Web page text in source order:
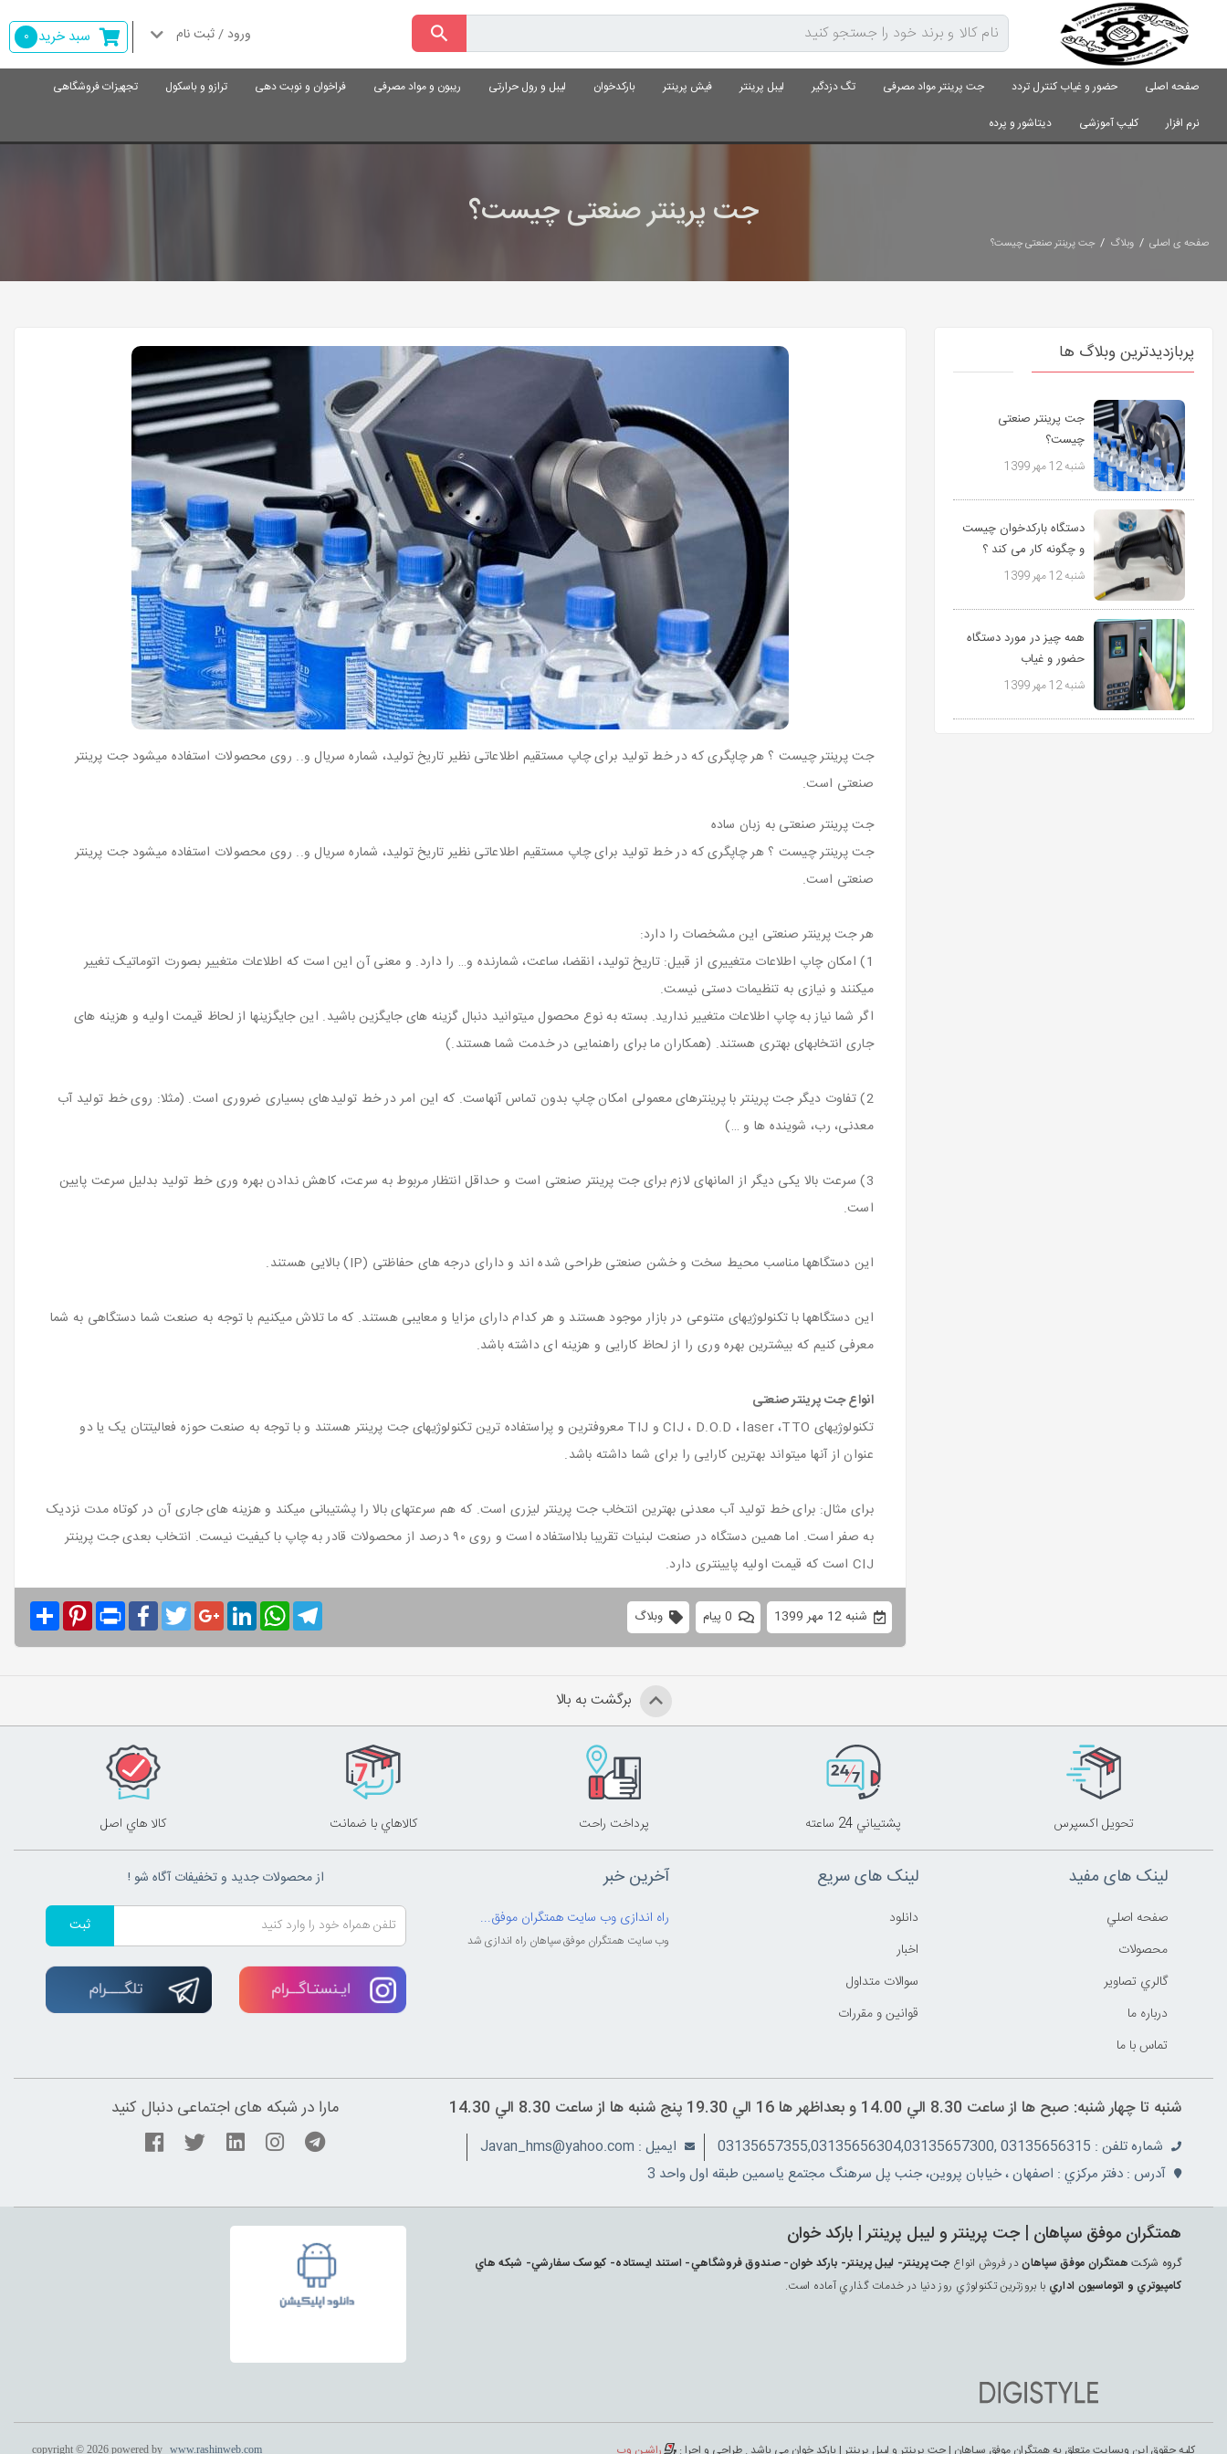
سبد خرید 0 ورود / ثبت نام
صفحه اصلی حضور و غیاب کنترل تردد جت پرینتر مواد مصرفی تگ دزدگیر لیبل پرینتر فیش پرینتر بارکدخوان لیبل و رول حرارتی ریبون و مواد مصرفی فراخوان و نوبت دهی ترازو و باسکول
تجهیزات فروشگاهی
نرم افزار
کلیپ آموزشی دیتاشور و پرده
جت پرینتر صنعتی چیست؟
صفحه ی اصلی / وبلاگ /جت پرینتر صنعتی چیست؟
پربازدیدترین وبلاگ ها
جت پرینتر صنعتی
چیست؟
شنبه 12 مهر 1399
دستگاه بارکدخوان چیست
و چگونه کار می کند ؟
شنبه 12 مهر 1399
همه چیز در مورد دستگاه
حضور و غیاب
شنبه 12 مهر 1399
جت پرینتر چیست ؟ هر چاپگری که در خط تولید برای چاپ مستقیم اطلاعاتی نظیر تاریخ تولید، شماره سریال و.. روی محصولات استفاده میشود جت پرینتر
صنعتی است.
جت پرینتر صنعتی به زبان ساده
جت پرینتر چیست ؟ هر چاپگری که در خط تولید برای چاپ مستقیم اطلاعاتی نظیر تاریخ تولید، شماره سریال و.. روی محصولات استفاده میشود جت پرینتر
صنعتی است.
هر جت پرینتر صنعتی این مشخصات را دارد:
1) امکان چاپ اطلاعات متغییری از قبیل: تاریخ تولید، انقضا، ساعت، شمارنده و… را دارد. و معنی آن این است که اطلاعات متغییر بصورت اتوماتیک تغییر
میکنند و نیازی به تنظیمات دستی نیست.
اگر شما نیاز به چاپ اطلاعات متغییر ندارید. بسته به نوع محصول میتوانید دنبال گزینه های جایگزین باشید. این جایگزینها از لحاظ قیمت اولیه و هزینه های
جاری انتخابهای بهتری هستند. (همکاران ما برای راهنمایی در خدمت شما هستند.)
2) تفاوت دیگر جت پرینتر با پرینترهای معمولی امکان چاپ بدون تماس آنهاست. که این امر در خط تولیدهای بسیاری ضروری است. (مثلا: روی خط تولید آب
معدنی، رب، شوینده ها و …)
3) سرعت بالا یکی دیگر از المانهای لازم برای جت پرینتر صنعتی است و حداقل انتظار مربوط به سرعت، کاهش ندادن بهره وری خط تولید بدلیل سرعت پایین
است.
این دستگاهها مناسب محیط سخت و خشن صنعتی طراحی شده اند و دارای درجه های حفاظتی (IP) بالایی هستند.
این دستگاهها با تکنولوژیهای متنوعی در بازار موجود هستند و هر کدام دارای مزایا و معایبی هستند. که ما تلاش میکنیم با توجه به صنعت شما دستگاهی به شما
معرفی کنیم که بیشترین بهره وری را از لحاظ کارایی و هزینه ای داشته باشد.
انواع جت پرینتر صنعتی
تکنولوژیهای CIJ ، D.O.D ، laser ،TTO و TIJ معروفترین و پراستفاده ترین تکنولوژیهای جت پرینتر هستند و با توجه به صنعت حوزه فعالیتتان یک یا دو
عنوان از آنها میتواند بهترین کارایی را برای شما داشته باشد.
برای مثال: برای خط تولید آب معدنی بهترین انتخاب جت پرینتر لیزری است. که هم سرعتهای بالا را پشتیبانی میکند و هزینه های جاری آن در کوتاه مدت نزدیک
به صفر است. اما همین دستگاه در صنعت لبنیات تقریبا بلااستفاده است و روی ۹۰ درصد از محصولات قادر به چاپ با کیفیت نیست. انتخاب بعدی جت پرینتر
CIJ است که قیمت اولیه پایینتری دارد.
SharePinterest Print
FacebookTwitterGoogle+LinkedInWhatsAppTelegram شنبه 12 مهر 1399 0 پیام وبلاگ
برگشت به بالا
تحويل اکسپرس پشتيباني 24 ساعته پرداخت راحت کالاهاي با ضمانت کالا هاي اصل
لینک های مفید
صفحه اصلي
محصولات
گالري تصاوير
درباره ما
تماس با ما
لینک های سریع
دانلود
اخبار
سوالات متداول
قوانين و مقررات
آخرین خبر
راه اندازی وب سایت همتگران موفق...
وب سایت همتگران موفق سپاهان راه اندازی شد
از محصولات جدید و تخفیفات آگاه شو !
ثبت
شنبه تا چهار شنبه: صبح ها از ساعت 8.30 الي 14.00 و بعداظهر ها 16 الي 19.30 پنج شنبه ها از ساعت 8.30 الي 14.30
شماره تلفن : 03135656315 ,03135657355,03135656304,03135657300
ايميل : Javan_hms@yahoo.com
آدرس : دفتر مرکزي : اصفهان ، خيابان پروين، جنب پل سرهنگ مجتمع ياسمين طبقه اول واحد 3
مارا در شبکه های اجتماعی دنبال کنید
همتگران موفق سپاهان | جت پرينتر و ليبل پرينتر | بارکد خوان
گروه شرکت همتگران موفق سپاهاندر فروش انواع جت پرينتر- ليبل پرينتر- بارکد خوان- صندوق فروشگاهي- استند ايستاده- کيوسک سفارشي- شبکه هاي
کامپيوتري و اتوماسيون اداري با بروزترين تکنولوژي روز دنيا در خدمات گذاري آماده است.
copyright © 2026 powered by www.rashinweb.com کلیه حقوق این وبسایت متعلق به همتگران موفق سپاهان | جت پرينتر و ليبل پرينتر | بارکد خوان می باشد . طراحی و اجرا : راشین وب